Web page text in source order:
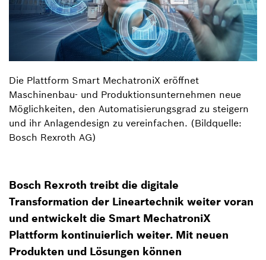
Die Plattform Smart MechatroniX eröffnet
Maschinenbau- und Produktionsunternehmen neue
Möglichkeiten, den Automatisierungsgrad zu steigern
und ihr Anlagendesign zu vereinfachen. (Bildquelle:
Bosch Rexroth AG)
Bosch Rexroth treibt die digitale
Transformation der Lineartechnik weiter voran
und entwickelt die Smart MechatroniX
Plattform kontinuierlich weiter. Mit neuen
Produkten und Lösungen können